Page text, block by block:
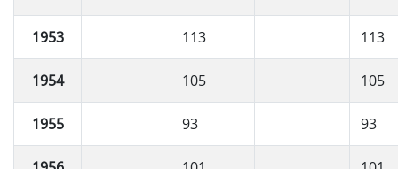
1953 113 113
1954 105 105
1955 93 93